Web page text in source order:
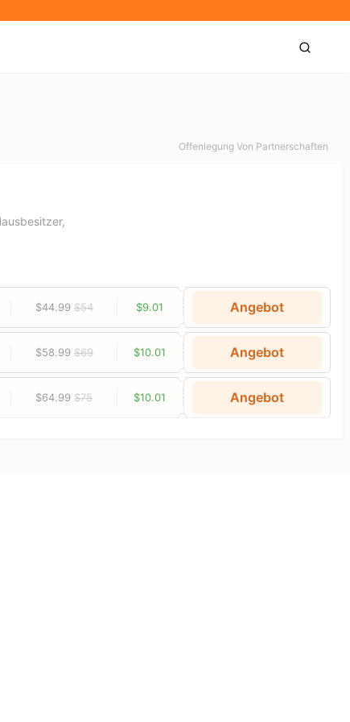
Offenlegung Von Partnerschaften
$44.99 $54 $9.01 Angebot
$58.99 $69 $10.01 Angebot
$64.99$75 $10.01 Angebot